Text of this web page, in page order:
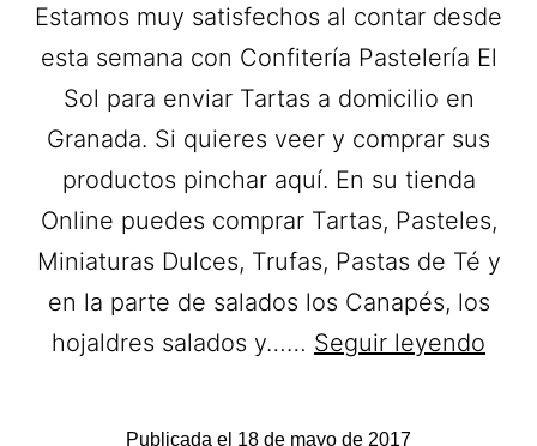
Estamos muy satisfechos al contar desde
esta semana con Confitería Pastelería El
Sol para enviar Tartas a domicilio en
Granada. Si quieres veer y comprar sus
productos pinchar aquí. En su tienda
Online puedes comprar Tartas, Pasteles,
Miniaturas Dulces, Trufas, Pastas de Té y
en la parte de salados los Canapés, los
hojaldres salados y…… Seguir leyendo
Publicada el 18 de mayo de 2017